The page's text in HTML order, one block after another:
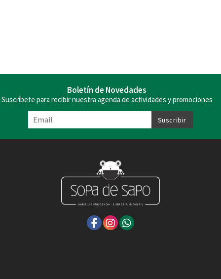
Boletín de Novedades
Suscríbete para recibir nuestra agenda de actividades y promociones